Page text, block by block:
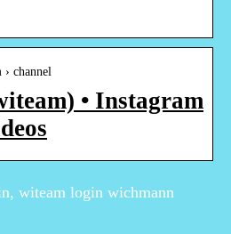
channel
• Instagram
witeam login wichmann